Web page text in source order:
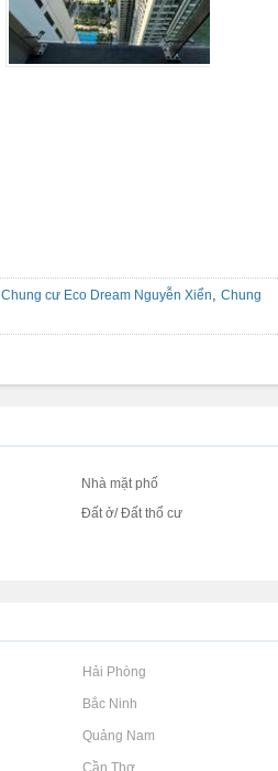
Chung cư Eco Dream Nguyễn Xiển, Chung
Nhà mặt phố
Đất ở/ Đất thổ cư
Rao vặt tại Hải Phòng
Rao vặt tại Bắc Ninh
Rao vặt tại Quảng Nam
Rao vặt tại Cần Thơ